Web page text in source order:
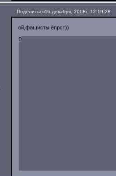
Поделиться16 декабря, 2008г. 12:19:28
ой,фашисты ёпрст))
0